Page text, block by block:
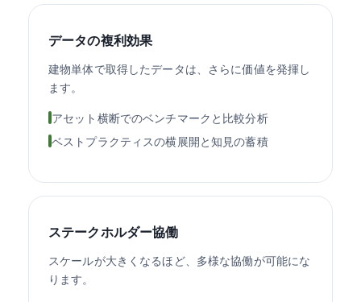
データの複利効果
建物単体で取得したデータは、さらに価値を発揮し
ます。
アセット横断でのベンチマークと比較分析
ベストプラクティスの横展開と知見の蓄積
ステークホルダー協働
スケールが大きくなるほど、多様な協働が可能にな
ります。